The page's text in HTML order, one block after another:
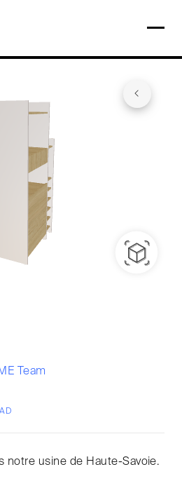
Team
notre usine de Haute-Savoie.